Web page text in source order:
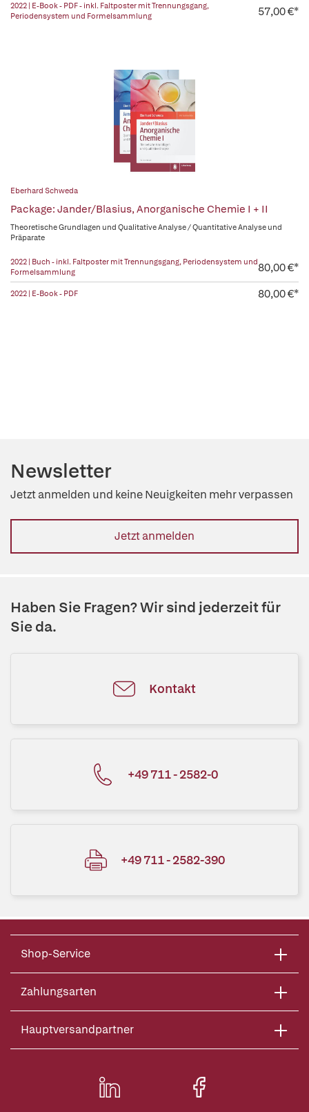
2022 | E-Book - PDF - inkl. Faltposter mit Trennungsgang,
Periodensystem und Formelsammlung
57,00 €*
Eberhard Schweda
Package: Jander/Blasius, Anorganische Chemie I + II
Theoretische Grundlagen und Qualitative Analyse / Quantitative Analyse und
Präparate
2022 | Buch - inkl. Faltposter mit Trennungsgang, Periodensystem und
Formelsammlung
80,00 €*
2022 | E-Book - PDF 80,00 €*
Newsletter
Jetzt anmelden und keine Neuigkeiten mehr verpassen
Jetzt anmelden
Haben Sie Fragen? Wir sind jederzeit für
Sie da.
Kontakt
+49 711 - 2582-0
+49 711 - 2582-390
Shop-Service
Zahlungsarten
Hauptversandpartner